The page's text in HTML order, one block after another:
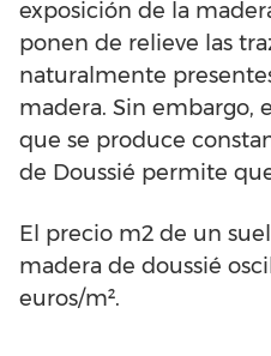
exposición de la
ponen de relieve las
naturalmente
madera. Sin embargo,
que se produce
de Doussié permite
El precio m2 de un
madera de doussié
euros/m².